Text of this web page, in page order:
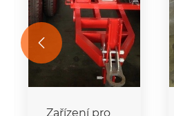
Zařízení pro
